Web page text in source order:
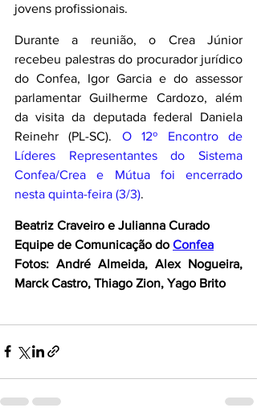
jovens profissionais.
Durante a reunião, o Crea Júnior
recebeu palestras do procurador jurídico
do Confea, Igor Garcia e do assessor
parlamentar Guilherme Cardozo, além
da visita da deputada federal Daniela
Reinehr (PL-SC). O 12º Encontro de
Líderes Representantes do Sistema
Confea/Crea e Mútua foi encerrado
nesta quinta-feira (3/3).
Beatriz Craveiro e Julianna Curado
Equipe de Comunicação do Confea
Fotos: André Almeida, Alex Nogueira,
Marck Castro, Thiago Zion, Yago Brito